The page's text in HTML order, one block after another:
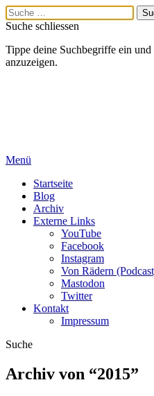
Suche schliessen
Tippe deine Suchbegriffe ein
anzuzeigen.
Menü
Startseite
Blog
Archiv
Externe Links
YouTube
Facebook
Instagram
Von Rädern
Mastodon
Twitter
Kontakt
Impressum
Suche
Archiv von “2015”